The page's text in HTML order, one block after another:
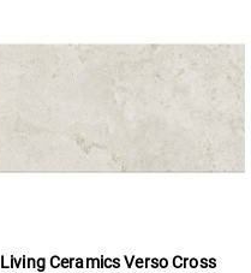
Living Ceramics Verso Cross